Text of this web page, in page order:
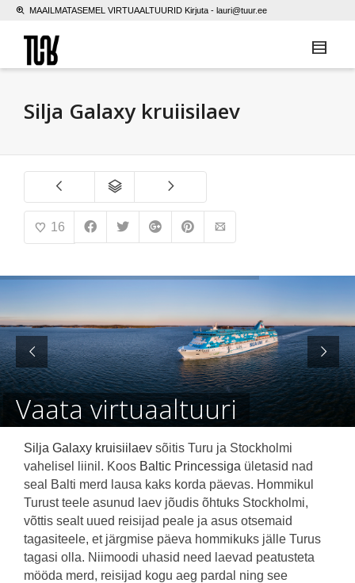
MAAILMATASEMEL VIRTUAALTUURID Kirjuta - lauri@tuur.ee
Silja Galaxy kruiisilaev
16
Vaata virtuaaltuuri
Silja Galaxy kruisiilaev sõitis Turu ja Stockholmi
vahelisel liinil. Koos Baltic Princessiga ületasid nad
seal Balti merd lausa kaks korda päevas. Hommikul
Turust teele asunud laev jõudis õhtuks Stockholmi,
võttis sealt uued reisijad peale ja asus otsemaid
tagasiteele, et järgmise päeva hommikuks jälle Turus
tagasi olla. Niimoodi uhasid need laevad peatusteta
mööda merd, reisijad kogu aeg pardal ning see